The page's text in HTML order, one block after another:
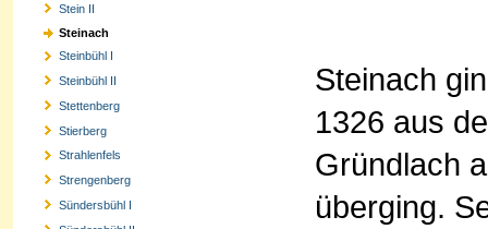
Stein II
Steinach
Steinbühl I
Steinbühl II
Stettenberg
Stierberg
Strahlenfels
Strengenberg
Sündersbühl I
Steinach
1326 aus
Gründlach
überging.